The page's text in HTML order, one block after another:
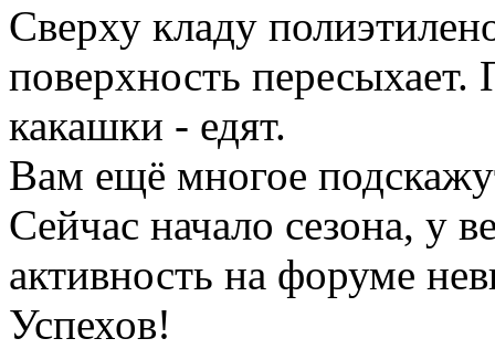
Сверху кладу
поверхность пересыхает.
какашки - едят.
Вам ещё многое
Сейчас начало сезона, у
активность на форуме
Успехов!